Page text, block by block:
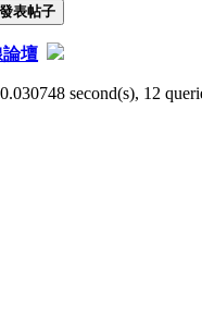
發表帖子
論壇
second(s), 12